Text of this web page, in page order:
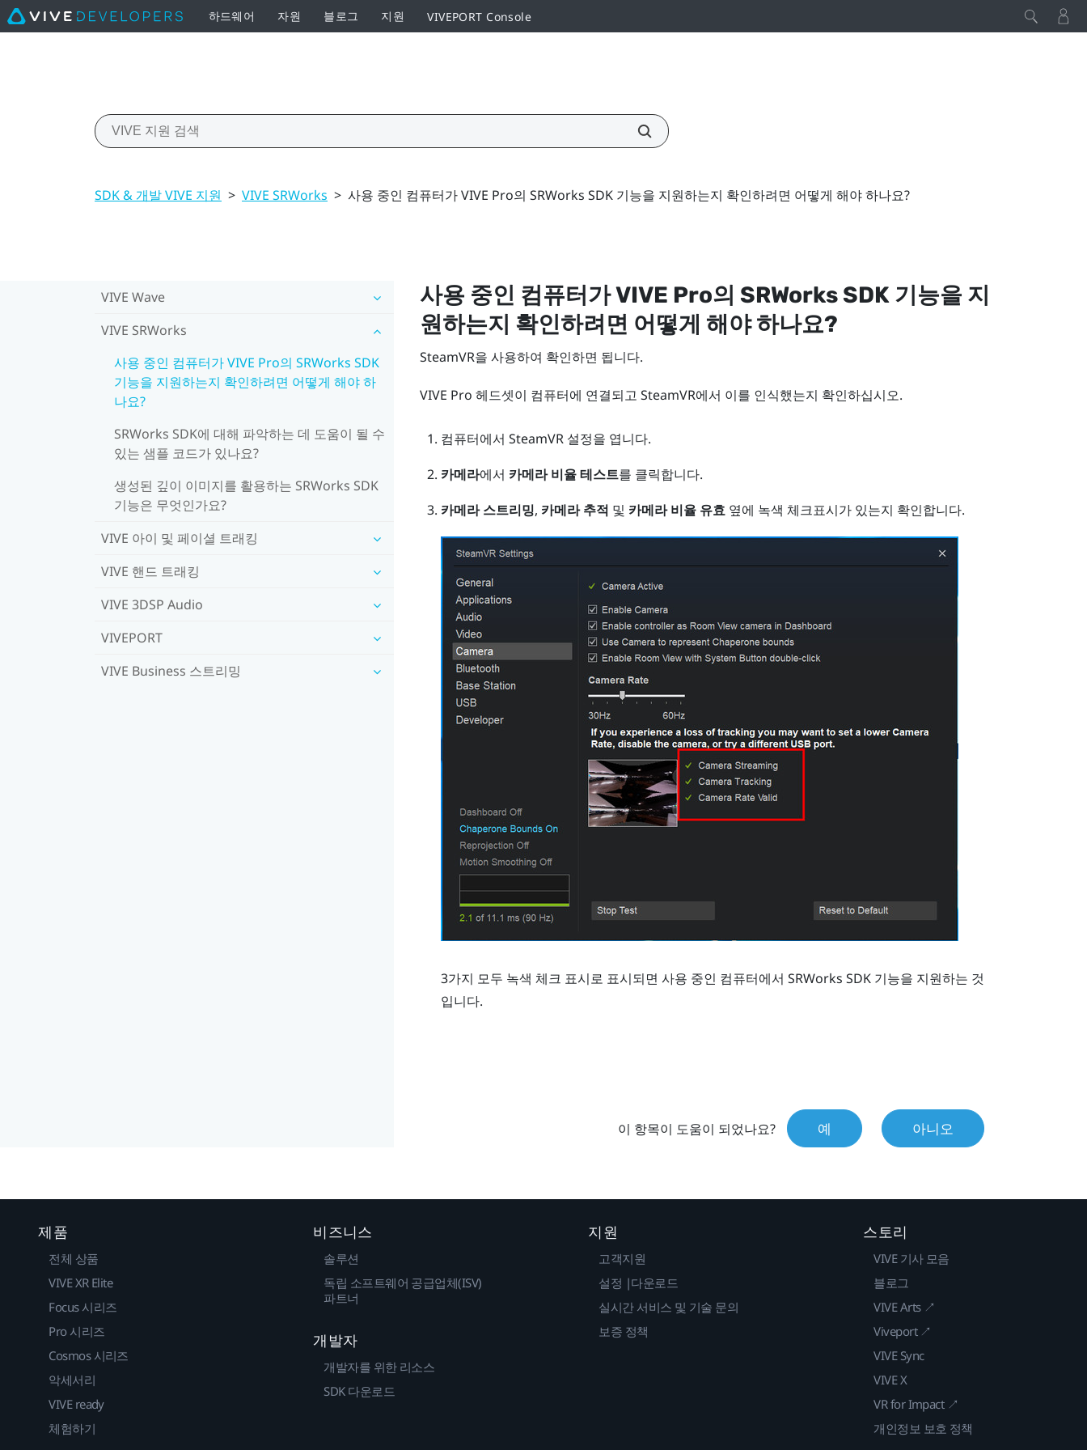
하드웨어 자원 블로그 지원 VIVEPORT Console
SDK & 개발 VIVE 지원 > VIVE SRWorks > 사용 중인 컴퓨터가 VIVE Pro의 SRWorks SDK 기능을 지원하는지 확인하려면 어떻게 해야 하나요?
VIVE Wave
VIVE SRWorks
사용 중인 컴퓨터가 VIVE Pro의 SRWorks SDK
기능을 지원하는지 확인하려면 어떻게 해야 하
나요?
SRWorks SDK에 대해 파악하는 데 도움이 될 수
있는 샘플 코드가 있나요?
생성된 깊이 이미지를 활용하는 SRWorks SDK
기능은 무엇인가요?
VIVE 아이 및 페이셜 트래킹
VIVE 핸드 트래킹
VIVE 3DSP Audio
VIVEPORT
VIVE Business 스트리밍
사용 중인 컴퓨터가VIVE Pro의 SRWorksSDK 기능을 지
원하는지 확인하려면 어떻게 해야 하나요?
SteamVR을 사용하여 확인하면 됩니다.
VIVE Pro 헤드셋이 컴퓨터에 연결되고 SteamVR에서 이를 인식했는지 확인하십시오.
컴퓨터에서 SteamVR설정을 엽니다.
카메라에서 카메라 비율 테스트를 클릭합니다.
카메라 스트리밍, 카메라 추적 및 카메라 비율 유효옆에 녹색 체크표시가 있는지 확인합니다.
3가지 모두 녹색 체크 표시로 표시되면 사용 중인 컴퓨터에서 SRWorks SDK 기능을 지원하는 것
입니다.
이 항목이 도움이 되었나요? 예 아니오
제품
전체 상품
VIVE XR Elite
Focus 시리즈
Pro 시리즈
Cosmos 시리즈
악세서리
VIVE ready
체험하기
비즈니스
솔루션
독립 소프트웨어 공급업체(ISV)
파트너
개발자
개발자를 위한 리소스
SDK 다운로드
지원
고객지원
설정 |다운로드
실시간 서비스 및 기술 문의
보증 정책
스토리
VIVE 기사 모음
블로그
VIVE Arts ↗
Viveport ↗
VIVE Sync
VIVE X
VR for Impact ↗
개인정보 보호 정책